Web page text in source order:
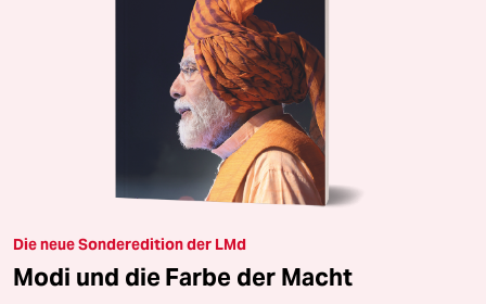
Die neue Sonderedition der LMd
Modi und die Farbe der Macht